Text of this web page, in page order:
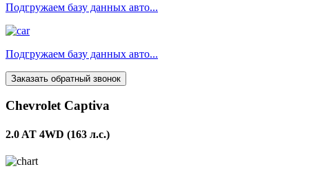
Подгружаем базу данных авто...
Подгружаем базу данных авто...
Заказать обратный звонок
Chevrolet Captiva
2.0 AT 4WD (163 л.с.)